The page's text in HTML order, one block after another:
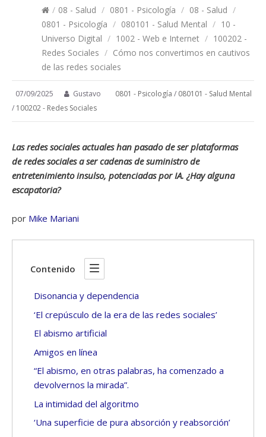
/ 08 - Salud / 0801 - Psicología / 08 - Salud /
0801 - Psicología / 080101 - Salud Mental / 10 -
Universo Digital / 1002 - Web e Internet / 100202 -
Redes Sociales / Cómo nos convertimos en cautivos
de las redes sociales
07/09/2025 Gustavo 0801 - Psicología / 080101 - Salud Mental
/ 100202 - Redes Sociales
Las redes sociales actuales han pasado de ser plataformas
de redes sociales a ser cadenas de suministro de
entretenimiento insulso, potenciadas por IA. ¿Hay alguna
escapatoria?
por Mike Mariani
Contenido
Disonancia y dependencia
‘El crepúsculo de la era de las redes sociales’
El abismo artificial
Amigos en línea
“El abismo, en otras palabras, ha comenzado a
devolvernos la mirada”.
La intimidad del algoritmo
‘Una superficie de pura absorción y reabsorción’